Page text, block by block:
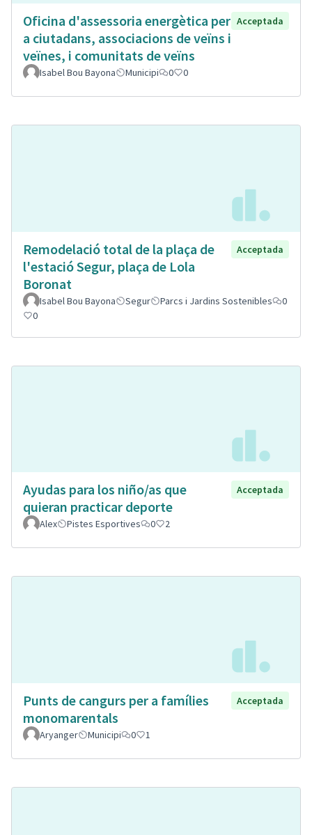
Oficina d'assessoria energètica per
a ciutadans, associacions de veïns i
veïnes, i comunitats de veïns
Acceptada
Isabel Bou Bayona Municipi 0 0
Remodelació total de la plaça de
l'estació Segur, plaça de Lola
Boronat
Acceptada
Isabel Bou Bayona Segur Parcs i Jardins Sostenibles
0
0
Ayudas para los niño/as que
quieran practicar deporte
Acceptada
Alex Pistes Esportives 0 2
Punts de cangurs per a famílies
monomarentals
Acceptada
Aryanger Municipi 0 1